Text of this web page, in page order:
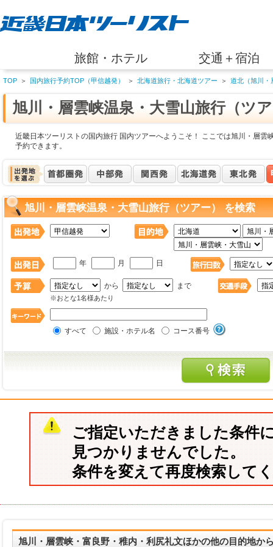
旅館・ホテル 交通＋宿泊
TOP ＞ 国内旅行予約TOP（甲信越発） ＞ 北海道旅行・北海道ツアー ＞ 道北（旭川・
旭川・層雲峡温泉・大雪山旅行（ツ
近畿日本ツーリストの国内旅行 国内ツアーへようこそ！ ここでは旭川・層雲
予約できます。
旭川・層雲峡温泉・大雪山旅行（ツアー） を検索
年 月 日
から まで
※おとな1名様あたり
すべて 施設・ホテル名 コース番号
ご指定いただきました条件
見つかりませんでした。
条件を変えて再度検索して
旭川・層雲峡・富良野・稚内・利尻礼文ほかの他の目的地か